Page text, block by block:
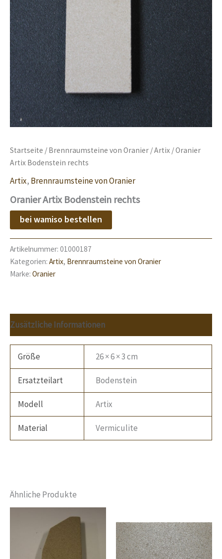
Startseite / Brennraumsteine von Oranier /Artix / Oranier
Artix Bodenstein rechts
Artix, Brennraumsteine von Oranier
Oranier Artix Bodenstein rechts
bei wamiso bestellen
Artikelnummer: 01000187
Kategorien: Artix, Brennraumsteine von Oranier
Marke: Oranier
Zusätzliche Informationen
Größe 26 × 6 × 3 cm
Ersatzteilart Bodenstein
Modell Artix
Material Vermiculite
Ähnliche Produkte